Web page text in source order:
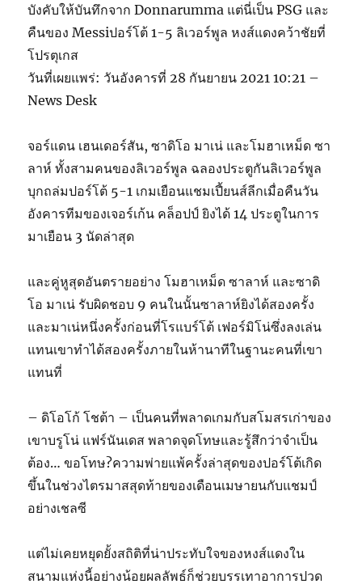
บังคับให้บันทึกจาก Donnarumma แต่นี่เป็น PSG และ
คืนของ Messiปอร์โต้ 1-5 ลิเวอร์พูล หงส์แดงคว้าชัยที่
โปรตุเกส
วันที่เผยแพร่: วันอังคารที่ 28 กันยายน 2021 10:21 –
News Desk
จอร์แดน เฮนเดอร์สัน, ซาดิโอ มาเน่ และโมฮาเหม็ด ซา
ลาห์ ทั้งสามคนของลิเวอร์พูล ฉลองประตูกันลิเวอร์พูล
บุกถล่มปอร์โต้ 5-1 เกมเยือนแชมเปี้ยนส์ลีกเมื่อคืนวัน
อังคารทีมของเจอร์เก้น คล็อปป์ ยิงได้ 14 ประตูในการ
มาเยือน 3 นัดล่าสุด
และคู่หูสุดอันตรายอย่าง โมฮาเหม็ด ซาลาห์ และซาดิ
โอ มาเน่ รับผิดชอบ 9 คนในนั้นซาลาห์ยิงได้สองครั้ง
และมาเน่หนึ่งครั้งก่อนที่โรแบร์โต้ เฟอร์มิโน่ซึ่งลงเล่น
แทนเขาทำได้สองครั้งภายในห้านาทีในฐานะคนที่เขา
แทนที่
– ดิโอโก้ โชต้า – เป็นคนที่พลาดเกมกับสโมสรเก่าของ
เขาบรูโน่ แฟร์นันเดส พลาดจุดโทษและรู้สึกว่าจำเป็น
ต้อง… ขอโทษ?ความพ่ายแพ้ครั้งล่าสุดของปอร์โต้เกิด
ขึ้นในช่วงไตรมาสสุดท้ายของเดือนเมษายนกับแชมป์
อย่างเชลซี
แต่ไม่เคยหยุดยั้งสถิติที่น่าประทับใจของหงส์แดงใน
สนามแห่งนี้อย่างน้อยผลลัพธ์ก็ช่วยบรรเทาอาการปวด